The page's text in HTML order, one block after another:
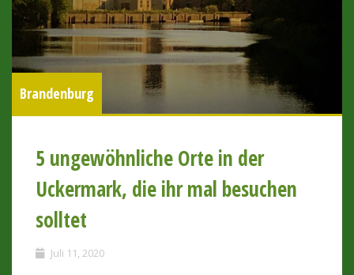
Brandenburg
5 ungewöhnliche Orte in der
Uckermark, die ihr mal besuchen
solltet
Juli 11, 2020